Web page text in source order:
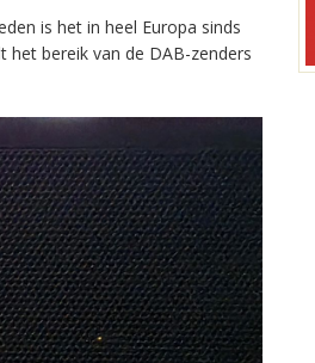
is het in heel Europa sinds
bereik van de DAB-zenders